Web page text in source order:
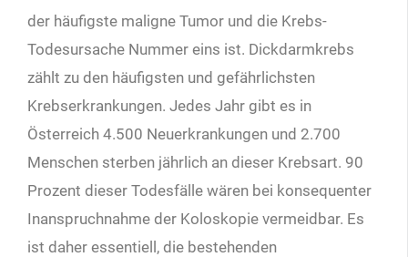
der häufigste maligne Tumor und die Krebs-
Todesursache Nummer eins ist. Dickdarmkrebs
zählt zu den häufigsten und gefährlichsten
Krebserkrankungen. Jedes Jahr gibt es in
Österreich 4.500 Neuerkrankungen und 2.700
Menschen sterben jährlich an dieser Krebsart. 90
Prozent dieser Todesfälle wären bei konsequenter
Inanspruchnahme der Koloskopie vermeidbar. Es
ist daher essentiell, die bestehenden